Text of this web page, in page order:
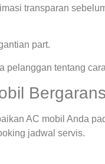
transparan
part.
tentang
AC mobil Anda
jadwal servis.